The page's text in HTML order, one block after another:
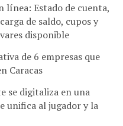
línea: Estado de cuenta,
de saldo, cupos y
disponible
de 6 empresas que
Caracas
se digitaliza en una
unifica al jugador y la